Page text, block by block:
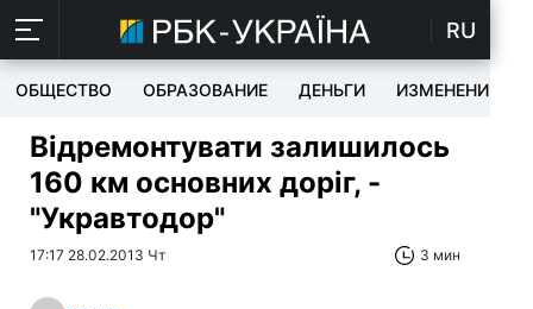
RU
ОБЩЕСТВО ОБРАЗОВАНИЕ ДЕНЬГИ ИЗМЕНЕНИЯ
Відремонтувати залишилось
160 км основних доріг, -
"Укравтодор"
17:17 28.02.2013 Чт 3 мин